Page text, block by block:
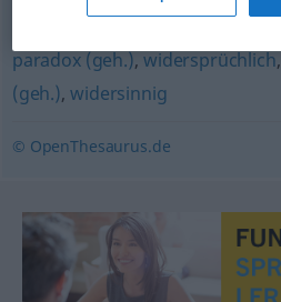
paradox (geh.), widersprüchlich,
(geh.),widersinnig
© OpenThesaurus.de